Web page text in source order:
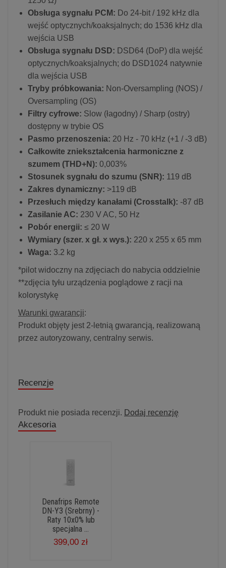
Obsługa sygnału PCM: Do 24-bit / 192 kHz dla
wejść optycznych/koaksjalnych; do 1536 kHz dla
wejścia USB
Obsługa sygnału DSD: DSD64 (DoP) dla wejść
optycznych/koaksjalnych; do DSD1024 natywnie
dla wejścia USB
Tryby próbkowania: Non-Oversampling (NOS) /
Oversampling (OS)
Filtry cyfrowe: Slow (łagodny) / Sharp (ostry)
dostępny w trybie OS
Pasmo przenoszenia: 20 Hz - 70 kHz (+1 / -3 dB)
Całkowite zniekształcenia harmoniczne z
szumem (THD+N): 0,003%
Stosunek sygnału do szumu (SNR): 119 dB
Zakres dynamiczny: >119 dB
Przesłuch między kanałami (Crosstalk): -87 dB
Zasilanie AC: 230 V AC, 50 Hz
Pobór energii: ≤ 20 W
Wymiary (szer. x gł. x wys.): 220 x 255 x 65 mm
Waga: 3.2 kg
*pilot widoczny na zdjęciach do nabycia oddzielnie
**zdjęcia tyłu urządzenia poglądowe z racji na
kolorystykę
Warunki gwarancji:
Produkt objęty jest 2-letnią gwarancją, realizowaną
przez autoryzowany, centralny serwis.
Recenzje
Produkt nie posiada recenzji. Dodaj recenzję
Akcesoria
Denafrips Remote
DN-Y3 (Srebrny) -
Raty 10x0% lub
specjalna ...
399,00 zł